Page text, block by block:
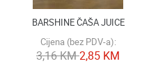
BARSHINE ČAŠA JUICE
Cijena (bez PDV-a):
3,16 KM2,85 KM